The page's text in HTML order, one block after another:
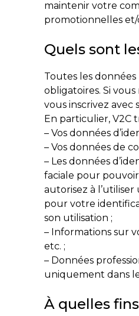
maintenir votre
promotionnelles
Quels sont
Toutes les
obligatoires. Si
vous inscrivez avec
En particulier, V2C
– Vos données
– Vos données de
– Les données
faciale pour
autorisez à
pour votre
son utilisation ;
– Informations sur
etc. ;
– Données
uniquement dans
À quelles